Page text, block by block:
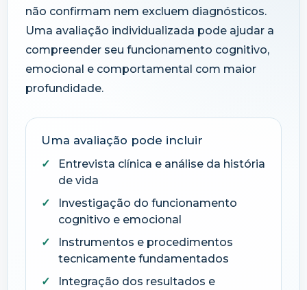
não confirmam nem excluem diagnósticos.
Uma avaliação individualizada pode ajudar a
compreender seu funcionamento cognitivo,
emocional e comportamental com maior
profundidade.
Uma avaliação pode incluir
Entrevista clínica e análise da história
de vida
Investigação do funcionamento
cognitivo e emocional
Instrumentos e procedimentos
tecnicamente fundamentados
Integração dos resultados e